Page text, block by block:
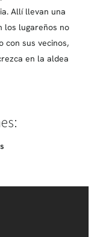
Allí llevan una
los lugareños no
con sus vecinos,
en la aldea